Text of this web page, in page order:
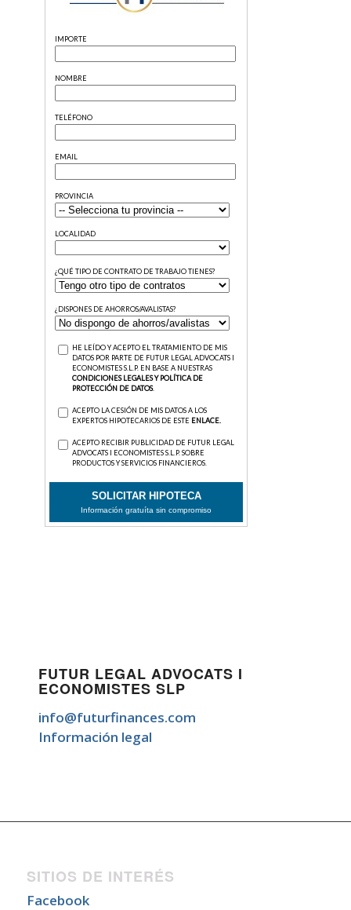
FUTUR LEGAL ADVOCATS I
ECONOMISTES SLP
info@futurfinances.com
Información legal
SITIOS DE INTERÉS
Facebook